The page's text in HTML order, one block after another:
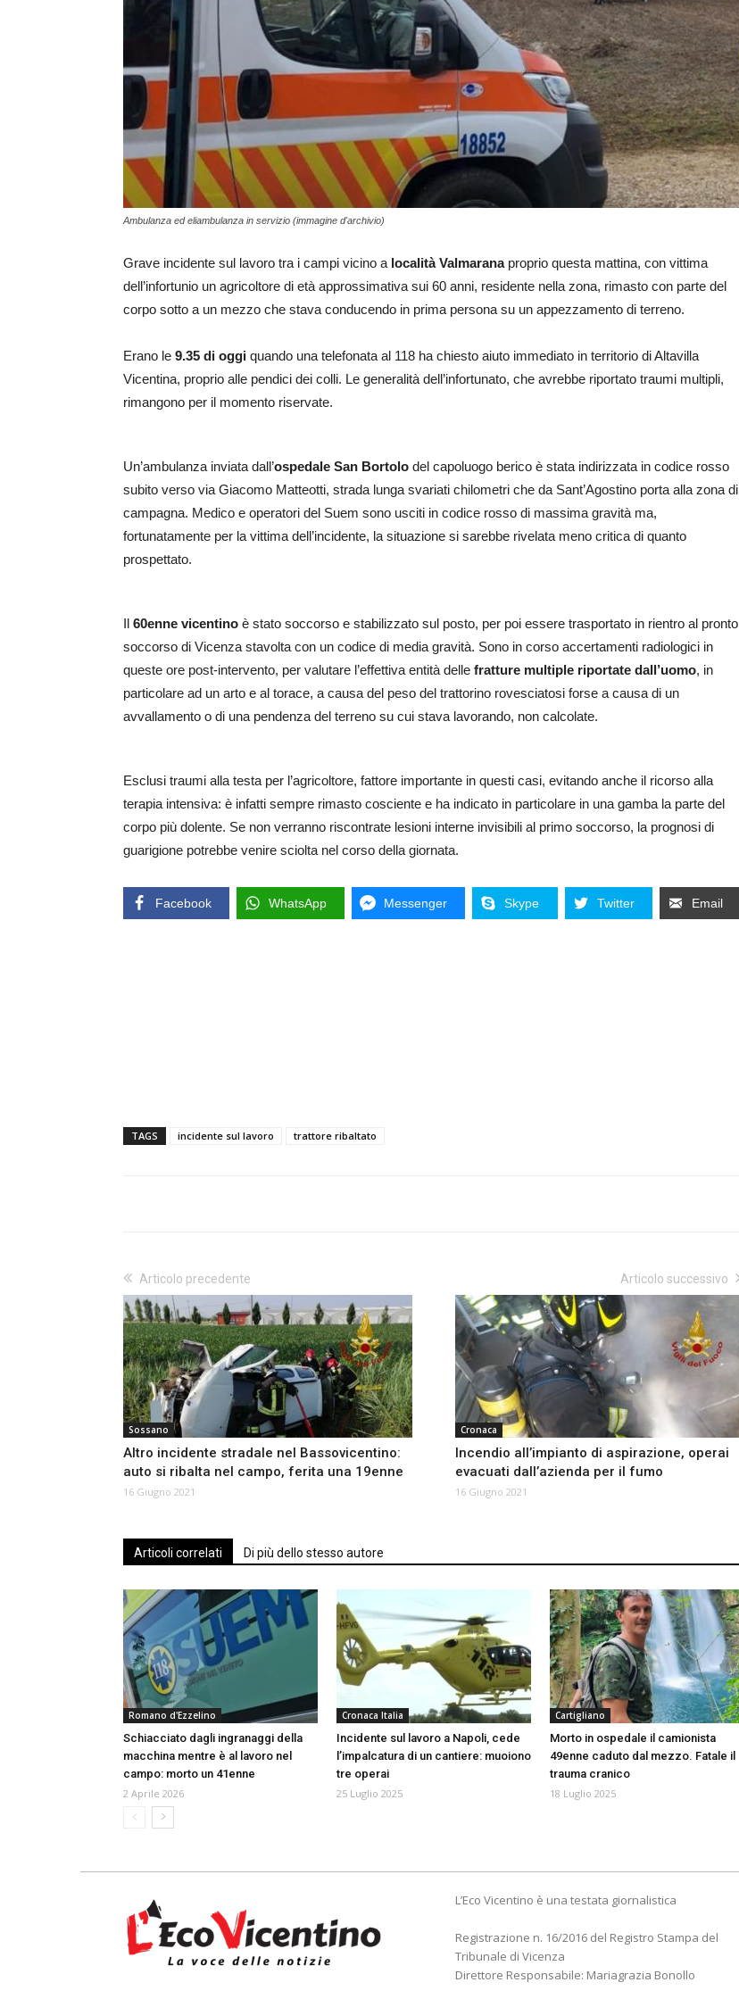
Ambulanza ed eliambulanza in servizio (immagine d'archivio)
Grave incidente sul lavoro tra i campi vicino a località Valmaranaproprio questa mattina, con vittima
dell’infortunio un agricoltore di età approssimativa sui 60 anni, residente nella zona, rimasto con parte del
corpo sotto a un mezzo che stava conducendo in prima persona su un appezzamento di terreno.
Erano le 9.35 di oggi quando una telefonata al 118 ha chiesto aiuto immediato in territorio di Altavilla
Vicentina, proprio alle pendici dei colli. Le generalità dell’infortunato, che avrebbe riportato traumi multipli,
rimangono per il momento riservate.
Un’ambulanza inviata dall’ospedale San Bortolo del capoluogo berico è stata indirizzata in codice rosso
subito verso via Giacomo Matteotti, strada lunga svariati chilometri che da Sant’Agostino porta alla zona di
campagna. Medico e operatori del Suem sono usciti in codice rosso di massima gravità ma,
fortunatamente per la vittima dell’incidente, la situazione si sarebbe rivelata meno critica di quanto
prospettato.
Il 60enne vicentino è stato soccorso e stabilizzato sul posto, per poi essere trasportato in rientro al pronto
soccorso di Vicenza stavolta con un codice di media gravità. Sono in corso accertamenti radiologici in
queste ore post-intervento, per valutare l’effettiva entità delle fratture multiple riportate dall’uomo, in
particolare ad un arto e al torace, a causa del peso del trattorino rovesciatosi forse a causa di un
avvallamento o di una pendenza del terreno su cui stava lavorando, non calcolate.
Esclusi traumi alla testa per l’agricoltore, fattore importante in questi casi, evitando anche il ricorso alla
terapia intensiva: è infatti sempre rimasto cosciente e ha indicato in particolare in una gamba la parte del
corpo più dolente. Se non verranno riscontrate lesioni interne invisibili al primo soccorso, la prognosi di
guarigione potrebbe venire sciolta nel corso della giornata.
Facebook WhatsApp Messenger Skype Twitter Email
TAGS incidente sul lavoro trattore ribaltato
Articolo precedente
Sossano
Altro incidente stradale nel Bassovicentino:
auto si ribalta nel campo, ferita una 19enne
16 Giugno 2021
Articolo successivo
Cronaca
Incendio all’impianto di aspirazione, operai
evacuati dall’azienda per il fumo
16 Giugno 2021
Articoli correlati Di più dello stesso autore
Romano d'Ezzelino
Schiacciato dagli ingranaggi della
macchina mentre è al lavoro nel
campo: morto un 41enne
2 Aprile 2026
Cronaca Italia
Incidente sul lavoro a Napoli, cede
l’impalcatura di un cantiere: muoiono
tre operai
25 Luglio 2025
Cartigliano
Morto in ospedale il camionista
49enne caduto dal mezzo. Fatale il
trauma cranico
18 Luglio 2025
L’Eco Vicentino è una testata giornalistica
Registrazione n. 16/2016 del Registro Stampa del
Tribunale di Vicenza
Direttore Responsabile: Mariagrazia Bonollo